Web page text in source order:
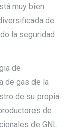
muy bien
de
la seguridad
de
de gas de la
de su propia
de
de GNL